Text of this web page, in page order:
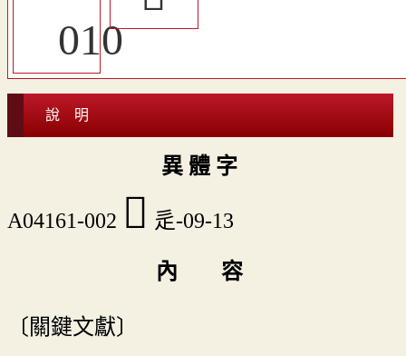
說 明
異 體 字
A04161-002 𨔬 辵-09-13
內 容
〔關鍵文獻〕